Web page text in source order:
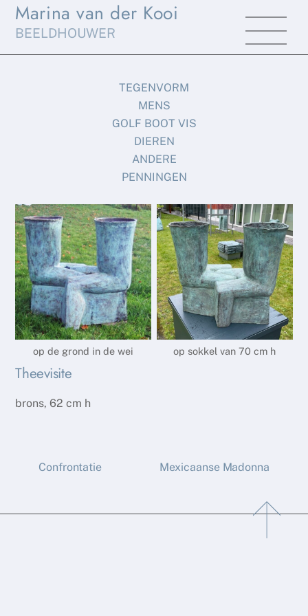
SkipMarina van der Kooi
BEELDHOUWER
TEGENVORM
MENS
GOLF BOOT VIS
DIEREN
ANDERE
PENNINGEN
op de grond in de wei op sokkel van 70 cm h
Theevisite
brons, 62 cm h
Confrontatie Mexicaanse Madonna
Top